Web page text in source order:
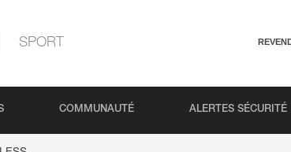
SPORT
COMMUNAUTÉ ALERTES SÉCURITÉ